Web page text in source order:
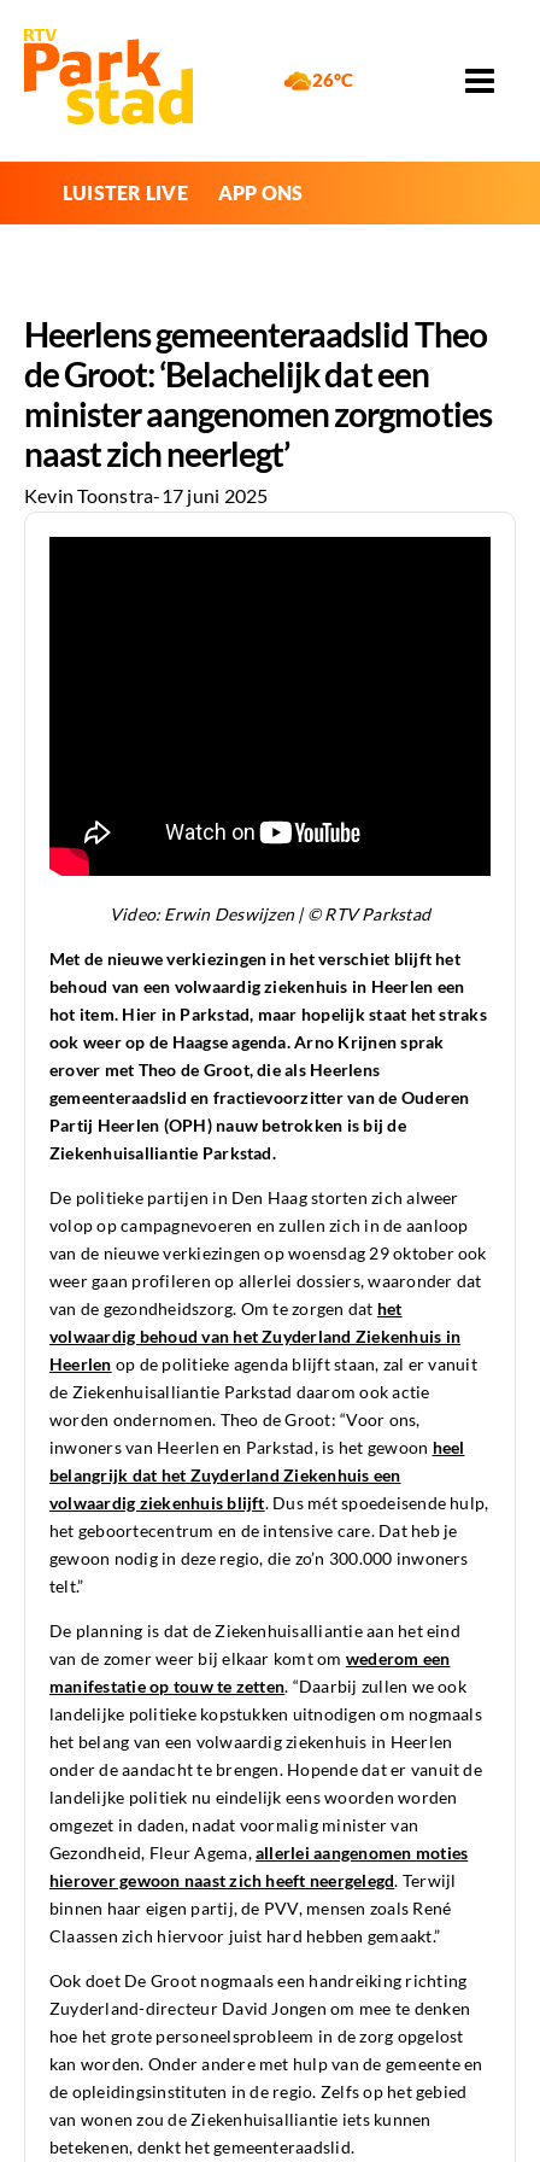
26°C
LUISTER LIVE APP ONS
Heerlens gemeenteraadslid Theo
de Groot: ‘Belachelijk dat een
minister aangenomen zorgmoties
naast zich neerlegt’
Kevin Toonstra-17 juni 2025
Video: Erwin Deswijzen | © RTV Parkstad
Met de nieuwe verkiezingen in het verschiet blijft het
behoud van een volwaardig ziekenhuis in Heerlen een
hot item. Hier in Parkstad, maar hopelijk staat het straks
ook weer op de Haagse agenda. Arno Krijnen sprak
erover met Theo de Groot, die als Heerlens
gemeenteraadslid en fractievoorzitter van de Ouderen
Partij Heerlen (OPH) nauw betrokken is bij de
Ziekenhuisalliantie Parkstad.
De politieke partijen in Den Haag storten zich alweer
volop op campagnevoeren en zullen zich in de aanloop
van de nieuwe verkiezingen op woensdag 29 oktober ook
weer gaan profileren op allerlei dossiers, waaronder dat
van de gezondheidszorg. Om te zorgen dat het
volwaardig behoud van het Zuyderland Ziekenhuis in
Heerlen op de politieke agenda blijft staan, zal er vanuit
de Ziekenhuisalliantie Parkstad daarom ook actie
worden ondernomen. Theo de Groot: “Voor ons,
inwoners van Heerlen en Parkstad, is het gewoon heel
belangrijk dat het Zuyderland Ziekenhuis een
volwaardig ziekenhuis blijft. Dus mét spoedeisende hulp,
het geboortecentrum en de intensive care. Dat heb je
gewoon nodig in deze regio, die zo’n 300.000 inwoners
telt.”
De planning is dat de Ziekenhuisalliantie aan het eind
van de zomer weer bij elkaar komt om wederom een
manifestatie op touw te zetten. “Daarbij zullen we ook
landelijke politieke kopstukken uitnodigen om nogmaals
het belang van een volwaardig ziekenhuis in Heerlen
onder de aandacht te brengen. Hopende dat er vanuit de
landelijke politiek nu eindelijk eens woorden worden
omgezet in daden, nadat voormalig minister van
Gezondheid, Fleur Agema,allerlei aangenomen moties
hierover gewoon naast zich heeft neergelegd. Terwijl
binnen haar eigen partij, de PVV, mensen zoals René
Claassen zich hiervoor juist hard hebben gemaakt.”
Ook doet De Groot nogmaals een handreiking richting
Zuyderland-directeur David Jongen om mee te denken
hoe het grote personeelsprobleem in de zorg opgelost
kan worden. Onder andere met hulp van de gemeente en
de opleidingsinstituten in de regio. Zelfs op het gebied
van wonen zou de Ziekenhuisalliantie iets kunnen
betekenen, denkt het gemeenteraadslid.